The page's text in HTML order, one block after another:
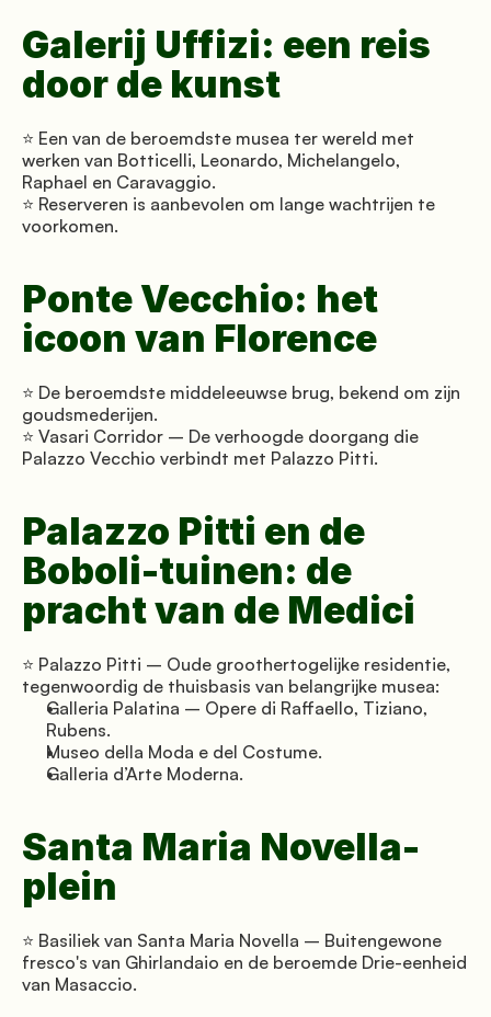
Galerij Uffizi: een reis
door de kunst
⭐ Een van de beroemdste musea ter wereld met
werken van Botticelli, Leonardo, Michelangelo,
Raphael en Caravaggio.
⭐ Reserveren is aanbevolen om lange wachtrijen te
voorkomen.
Ponte Vecchio: het
icoon van Florence
⭐ De beroemdste middeleeuwse brug, bekend om zijn
goudsmederijen.
⭐ Vasari Corridor – De verhoogde doorgang die
Palazzo Vecchio verbindt met Palazzo Pitti.
Palazzo Pitti en de
Boboli-tuinen: de
pracht van de Medici
⭐ Palazzo Pitti – Oude groothertogelijke residentie,
tegenwoordig de thuisbasis van belangrijke musea:
Galleria Palatina – Opere di Raffaello, Tiziano,
Rubens.
Museo della Moda e del Costume.
Galleria d’Arte Moderna.
Santa Maria Novella-
plein
⭐ Basiliek van Santa Maria Novella – Buitengewone
fresco's van Ghirlandaio en de beroemde Drie-eenheid
van Masaccio.